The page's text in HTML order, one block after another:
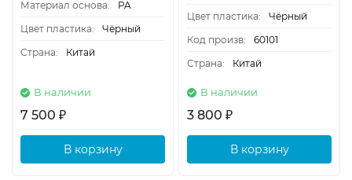
Материал основа:
PA
Цвет пластика:
Чёрный
Страна:
Китай
В наличии
7 500 ₽
В корзину
Цвет пластика:
Чёрный
Код произв:
60101
Страна:
Китай
В наличии
3 800 ₽
В корзину